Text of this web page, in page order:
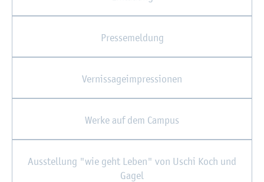
Pres­se­mel­dung
Ver­nis­sa­ge­im­pres­sio­nen
Werke auf dem Cam­pus
Aus­stel­lung "wie geht Leben" von Uschi Koch und
Gagel